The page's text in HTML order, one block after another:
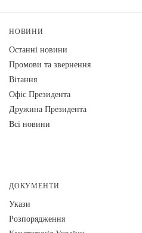
НОВИНИ
Останні новини
Промови та звернення
Вiтання
Офіс Президента
Дружина Президента
Всі новини
ДОКУМЕНТИ
Укази
Розпорядження